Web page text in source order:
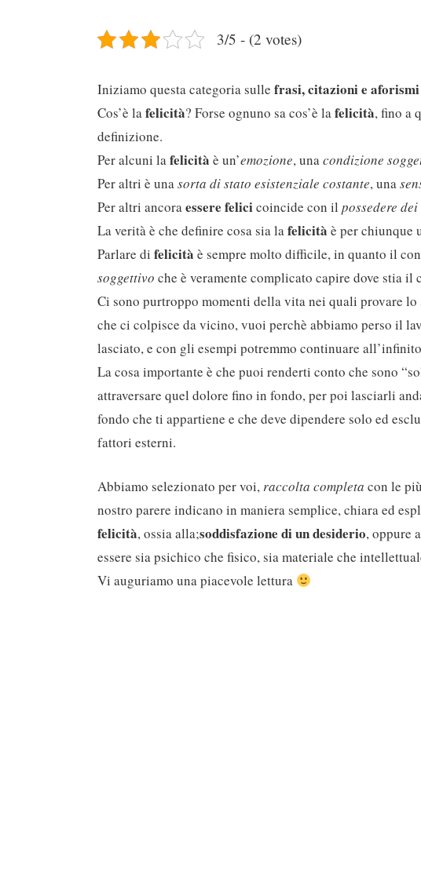
3/5 - (2 votes)
Iniziamo questa categoria sulle frasi, citazioni e
Cos’è lafelicità? Forse ognuno sa cos’è lafelicità, fino a
definizione.
Per alcuni lafelicità è un’emozione, unacondizione
Per altri è unasorta di stato esistenziale costante, una
Per altri ancoraessere felicicoincide con il possedere
La verità è che definire cosa sia lafelicità è per chiunque
Parlare di felicità è sempre molto difficile, in quanto il
soggettivo che è veramente complicato capire dove stia
Ci sono purtroppo momenti della vita nei quali provare lo
che ci colpisce da vicino, vuoi perchè abbiamo perso il
lasciato, e con gli esempi potremmo continuare
La cosa importante è che puoi renderti conto che sono
attraversare quel dolore fino in fondo, per poi lasciarli
fondo che ti appartiene e che deve dipendere solo ed
fattori esterni.
Abbiamo selezionato per voi, raccolta completa con le
nostro parere indicano in maniera semplice, chiara ed
felicità, ossia alla;soddisfazione di un desiderio, oppure
essere sia psichico che fisico, sia materiale che
Vi auguriamo una piacevole lettura